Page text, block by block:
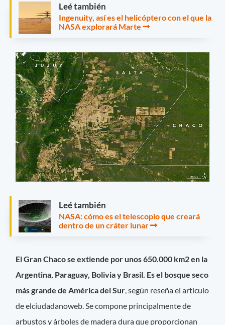
Leé también
Ingenuity, así es el helicóptero con el que la
NASA explorará Marte
Leé también
NASA: cómo es el telescopio que creará
dentro de un cráter lunar
El Gran Chaco se extiende por unos 650.000 km2 en la
Argentina, Paraguay, Bolivia y Brasil. Es el bosque seco
más grande de América del Sur, según reseña el artículo
de elciudadanoweb. Se compone principalmente de
arbustos y árboles de madera dura que proporcionan